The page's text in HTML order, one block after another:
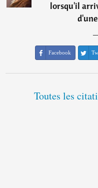
lorsqu'il
Facebook
Toutes les